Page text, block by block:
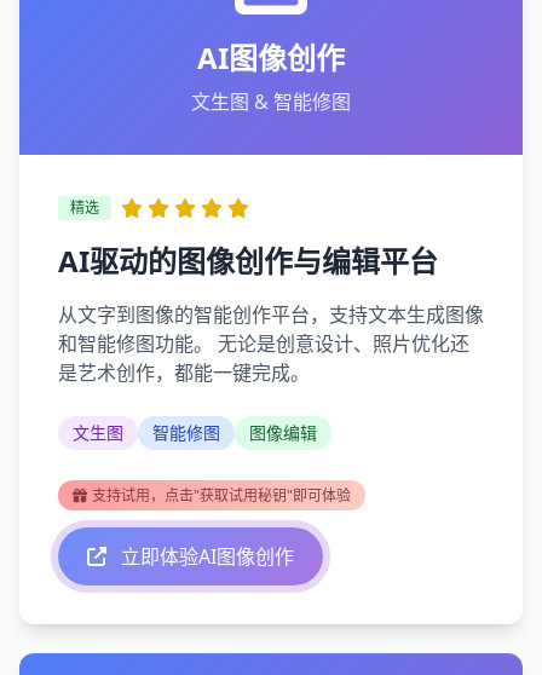
AI图像创作
文生图 & 智能修图
精选
AI驱动的图像创作与编辑平台
从文字到图像的智能创作平台，支持文本生成图像
和智能修图功能。 无论是创意设计、照片优化还
是艺术创作，都能一键完成。
文生图 智能修图 图像编辑
支持试用，点击"获取试用秘钥"即可体验
立即体验AI图像创作